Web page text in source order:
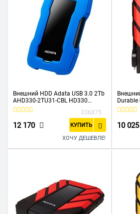
Внешний HDD Adata USB 3.0 2Tb
AHD330-2TU31-CBL HD330
DashDrive Durable 2.5" синий
336875
12 170 КУПИТЬ
ХОЧУ ДЕШЕВЛЕ!
1TU31-
красный
10 025